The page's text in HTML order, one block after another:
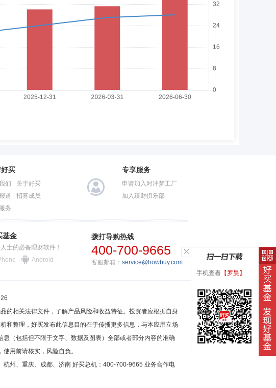
手机查看 【罗昊】
买
们
关于好买
道
招募成员
务
专享服务
申请加入对冲梦工厂
加入臻财俱乐部
基金
士的必备理财软件！
Android
拨打导购热线
400-700-9665
客服邮箱： service@howbuy.com
的相关法律文件，了解产品风险和收益特征。投资者应根据自身
和整理，好买发布此信息目的在于传播更多信息，与本应用立场
（包括但不限于文字、数据及图表）全部或者部分内容的准确
用前请核实，风险自负。
杭州、重庆、成都、济南 好买总机：400-700-9665 业务合作电